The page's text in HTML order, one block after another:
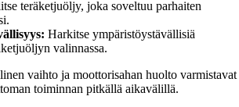
teräketjuöljy, joka soveltuu parhaiten
Harkitse ympäristöystävällisiä
valinnassa.
vaihto ja moottorisahan huolto varmistavat
toiminnan pitkällä aikavälillä.